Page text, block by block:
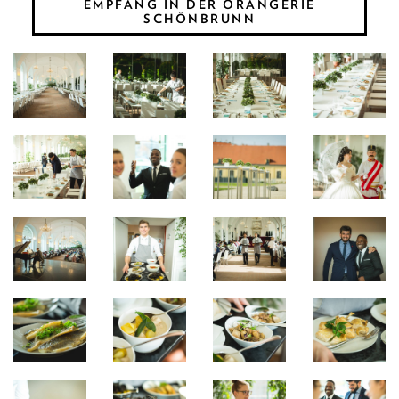
EMPFANG IN DER ORANGERIE
SCHÖNBRUNN